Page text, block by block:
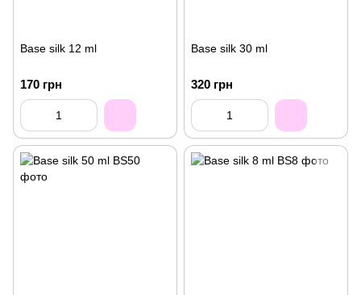
Base silk 12 ml
170 грн
Base silk 30 ml
320 грн